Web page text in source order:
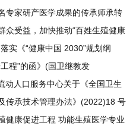
专家研产医学成果的传承师承转
众受益，加快推动“百姓⽣殖健康
实《“健康中国 2030”规划纲
程”的函》(国卫继教发
动⼈⼝服务中⼼关于《全国卫⽣
传承技术管理办法》(2022)18 号
健康促进⼯程 功能⽣殖医学专业